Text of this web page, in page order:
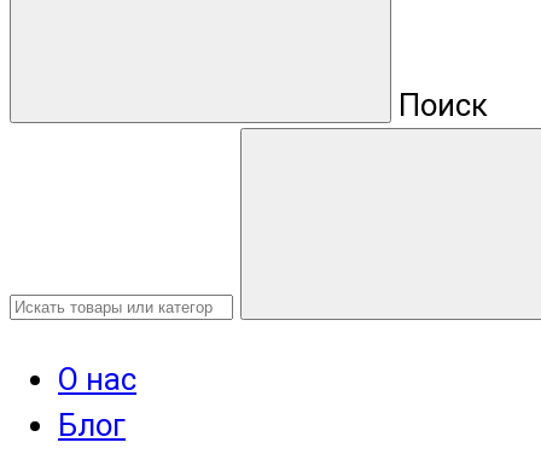
Поиск
О нас
Блог